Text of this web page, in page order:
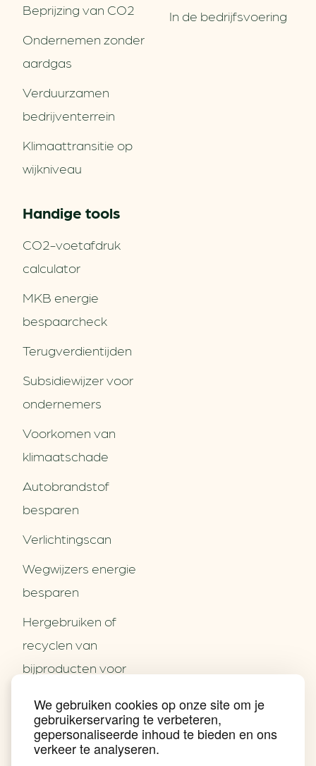
We gebruiken cookies op onze site om je
gebruikerservaring te verbeteren,
gepersonaliseerde inhoud te bieden en ons
verkeer te analyseren.
Partners
Contact
Nieuws
Praktijkverhalen
Events
Nieuwsbrief
Beprijzing van CO2
Ondernemen zonder
aardgas
Verduurzamen
bedrijventerrein
Klimaattransitie op
wijkniveau
In de bedrijfsvoering
Handige tools
CO2-voetafdruk
calculator
MKB energie
bespaarcheck
Terugverdien­tijden
Subsidiewijzer voor
ondernemers
Voorkomen van
klimaatschade
Autobrandstof
besparen
Verlichtingscan
Wegwijzers energie
besparen
Hergebruiken of
recyclen van
bijproducten voor
Energie besparen op
uw PC